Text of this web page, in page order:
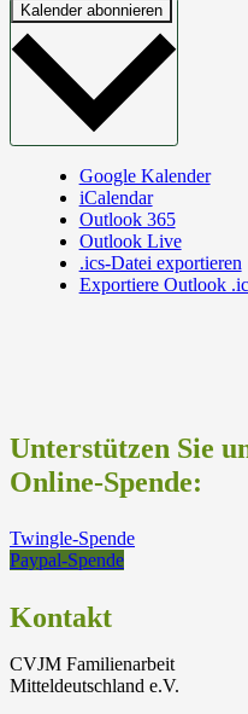
Kalender abonnieren
Google Kalender
iCalendar
Outlook 365
Outlook Live
.ics-Datei exportieren
Exportiere Outlook
Unterstützen Sie
Online-Spende:
Twingle-Spende
Paypal-Spende
Kontakt
CVJM Familienarbeit
Mitteldeutschland e.V.